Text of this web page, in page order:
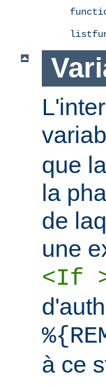
que
la
de
une
<If
à ce